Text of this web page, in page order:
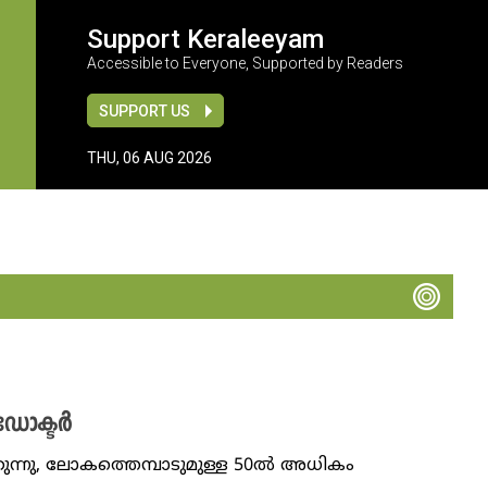
Support Keraleeyam
Accessible to Everyone, Supported by Readers
SUPPORT US
THU, 06 AUG 2026
ലോകത്തെമ്പാടുമുള്ള 50ൽ അധികം